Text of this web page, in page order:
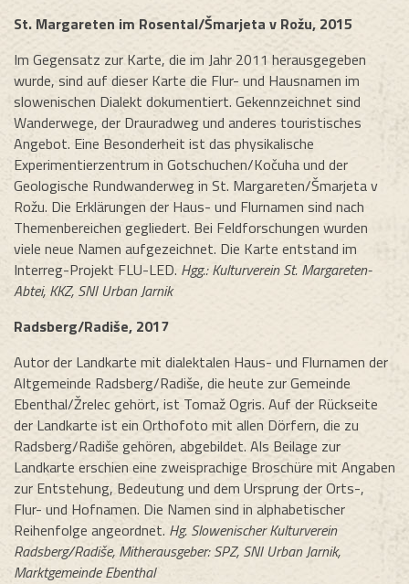
St. Margareten im Rosental/Šmarjeta v Rožu, 2015
Im Gegensatz zur Karte, die im Jahr 2011 herausgegeben
wurde, sind auf dieser Karte die Flur- und Hausnamen im
slowenischen Dialekt dokumentiert. Gekennzeichnet sind
Wanderwege, der Drauradweg und anderes touristisches
Angebot. Eine Besonderheit ist das physikalische
Experimentierzentrum in Gotschuchen/Kočuha und der
Geologische Rundwanderweg in St. Margareten/Šmarjeta v
Rožu. Die Erklärungen der Haus- und Flurnamen sind nach
Themenbereichen gegliedert. Bei Feldforschungen wurden
viele neue Namen aufgezeichnet. Die Karte entstand im
Interreg-Projekt FLU-LED. Hgg.: Kulturverein St. Margareten-
Abtei, KKZ, SNI Urban Jarnik
Radsberg/Radiše, 2017
Autor der Landkarte mit dialektalen Haus- und Flurnamen der
Altgemeinde Radsberg/Radiše, die heute zur Gemeinde
Ebenthal/Žrelec gehört, ist Tomaž Ogris. Auf der Rückseite
der Landkarte ist ein Orthofoto mit allen Dörfern, die zu
Radsberg/Radiše gehören, abgebildet. Als Beilage zur
Landkarte erschien eine zweisprachige Broschüre mit Angaben
zur Entstehung, Bedeutung und dem Ursprung der Orts-,
Flur- und Hofnamen. Die Namen sind in alphabetischer
Reihenfolge angeordnet. Hg. Slowenischer Kulturverein
Radsberg/Radiše, Mitherausgeber: SPZ, SNI Urban Jarnik,
Marktgemeinde Ebenthal